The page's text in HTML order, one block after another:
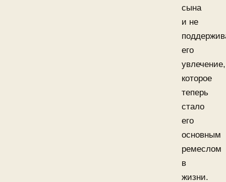
сына
и не
его
увлечение,
которое
теперь
стало
его
основным
ремеслом
в
жизни.